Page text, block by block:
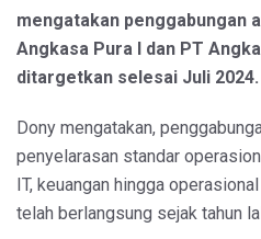
mengatakan penggabungan
Angkasa Pura I dan PT
ditargetkan selesai Juli 2024.
Dony mengatakan,
penyelarasan standar
IT, keuangan hingga
telah berlangsung sejak tahun